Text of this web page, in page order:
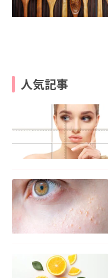
人気記事